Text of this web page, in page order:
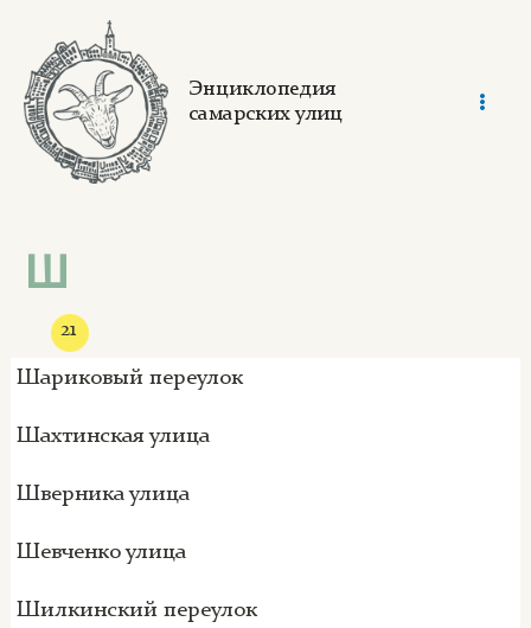
content
Энциклопедия
самарских улиц
Ш
21
Шариковый переулок
Шахтинская улица
Шверника улица
Шевченко улица
Шилкинский переулок